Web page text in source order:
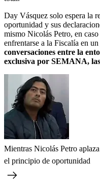
Day Vásquez solo espera la
oportunidad y sus
mismo Nicolás Petro, en
enfrentarse a la Fiscalía en
conversaciones entre la
exclusiva por SEMANA,
Mientras Nicolás Petro
el principio de oportunidad